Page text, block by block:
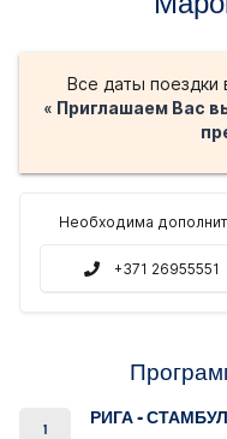
Все даты
« Приглашаем Вас
Необходима
+371 26955551
1
РИГА - СТАМБУЛ